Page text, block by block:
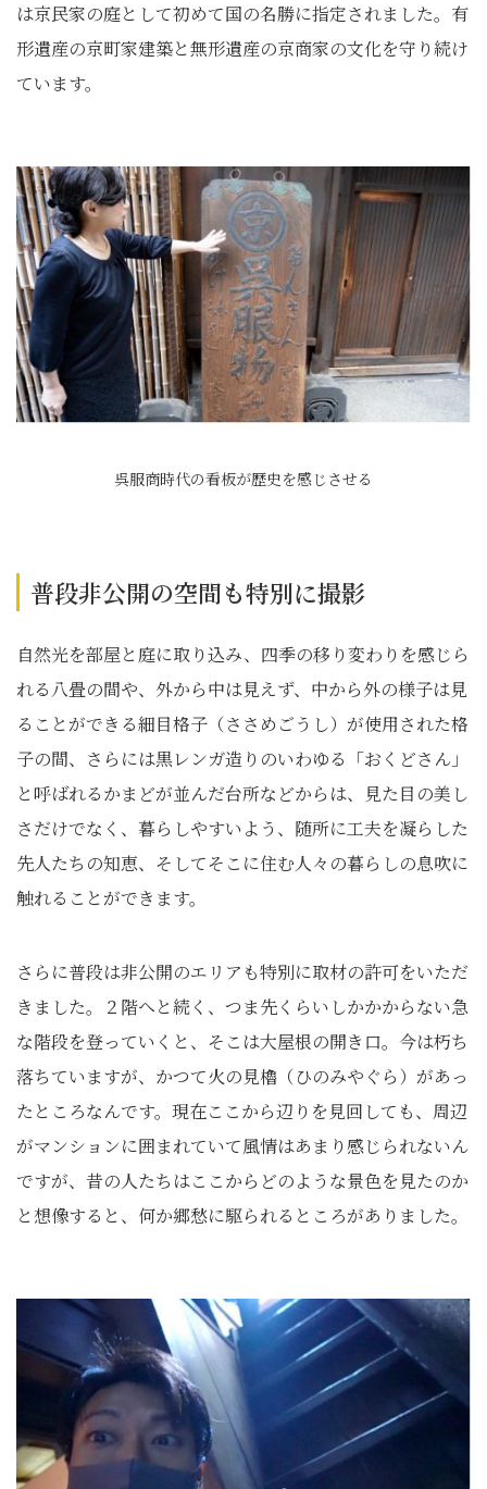
は京民家の庭として初めて国の名勝に指定されました。有
形遺産の京町家建築と無形遺産の京商家の文化を守り続け
ています。
呉服商時代の看板が歴史を感じさせる
普段非公開の空間も特別に撮影
自然光を部屋と庭に取り込み、四季の移り変わりを感じら
れる八畳の間や、外から中は見えず、中から外の様子は見
ることができる細目格子（ささめごうし）が使用された格
子の間、さらには黒レンガ造りのいわゆる「おくどさん」
と呼ばれるかまどが並んだ台所などからは、見た目の美し
さだけでなく、暮らしやすいよう、随所に工夫を凝らした
先人たちの知恵、そしてそこに住む人々の暮らしの息吹に
触れることができます。
さらに普段は非公開のエリアも特別に取材の許可をいただ
きました。２階へと続く、つま先くらいしかかからない急
な階段を登っていくと、そこは大屋根の開き口。今は朽ち
落ちていますが、かつて火の見櫓（ひのみやぐら）があっ
たところなんです。現在ここから辺りを見回しても、周辺
がマンションに囲まれていて風情はあまり感じられないん
ですが、昔の人たちはここからどのような景色を見たのか
と想像すると、何か郷愁に駆られるところがありました。